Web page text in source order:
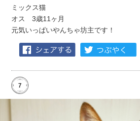
ミックス猫
オス 3歳11ヶ月
元気いっぱいやんちゃ坊主です！
7